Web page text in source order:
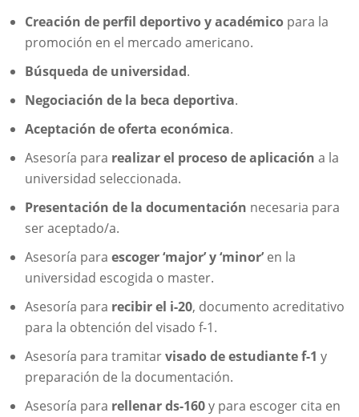
Creación de perfil deportivo y académico para la
promoción en el mercado americano.
Búsqueda de universidad.
Negociación de la beca deportiva.
Aceptación de oferta económica.
Asesoría para realizar el proceso de aplicación a la
universidad seleccionada.
Presentación de la documentación necesaria para
ser aceptado/a.
Asesoría para escoger ‘major’ y ‘minor’en la
universidad escogida o master.
Asesoría para recibir el i-20, documento acreditativo
para la obtención del visado f-1.
Asesoría para tramitarvisado de estudiante f-1 y
preparación de la documentación.
Asesoría para rellenar ds-160y para escoger cita en